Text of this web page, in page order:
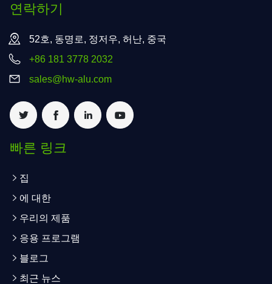
연락하기
52호, 동명로, 정저우, 허난, 중국
+86 181 3778 2032
sales@hw-alu.com
빠른 링크
집
에 대한
우리의 제품
응용 프로그램
블로그
최근 뉴스